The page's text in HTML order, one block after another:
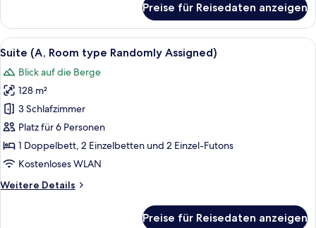
Zimmer,
2 Schlafzimmer
(Room
Randomly
Assigned)
Preise für Reisedaten anzeigen
Alle
Fotos
für
Suite
(A,
Room
type
Randomly
anzeigen
Ein 3D-Grundriss einer modernen
5
Suite (A, Room type Randomly Assigned)
Blick auf die Berge
128 m²
3 Schlafzimmer
Platz für 6 Personen
1 Doppelbett, 2 Einzelbetten und 2 Einzel-Futons
Kostenloses WLAN
Weitere Details
Weitere
Preise für Reisedaten anzeigen